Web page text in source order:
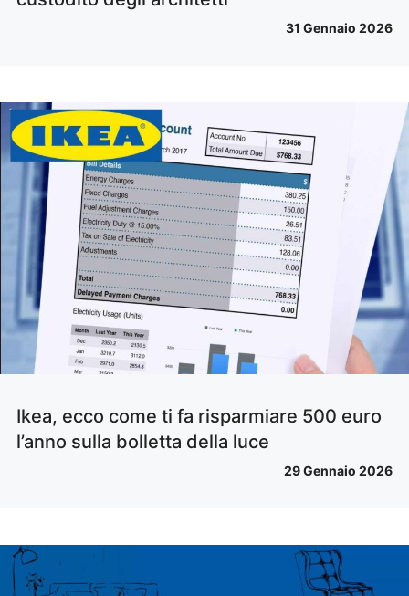
31 Gennaio 2026
Ikea, ecco come ti fa risparmiare 500 euro
l’anno sulla bolletta della luce
29 Gennaio 2026